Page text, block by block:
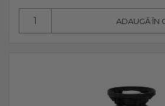
Consumă Prosecco, un vin
Prosecco este un vin cunoscut
un vin care nu fermentează după
consumă de regulă, în primii 3 ani.
ADAUGĂ ÎN